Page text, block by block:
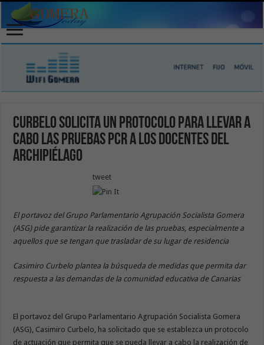
Curbelo solicita un protocolo para llevar a
cabo las pruebas PCR a los docentes del
Archipiélago
tweet
El portavoz del Grupo Parlamentario Agrupación Socialista Gomera
(ASG) pide garantizar la realización de las pruebas, especialmente a
aquellos que se tengan que trasladar de su lugar de residencia
Casimiro Curbelo plantea la búsqueda de medidas que permita dar
respuesta a las demandas de la comunidad educativa de Canarias
El portavoz del Grupo Parlamentario Agrupación Socialista Gomera
(ASG), Casimiro Curbelo, ha solicitado que se establezca un protocolo
de actuación que permita que se pueda llevar a cabo la realización de